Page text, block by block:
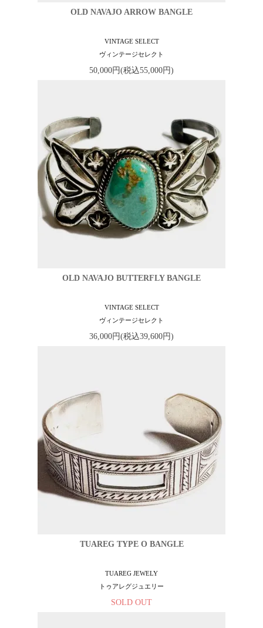
OLD NAVAJO ARROW BANGLE
VINTAGE SELECT
ヴィンテージセレクト
50,000円(税込55,000円)
OLD NAVAJO BUTTERFLY BANGLE
VINTAGE SELECT
ヴィンテージセレクト
36,000円(税込39,600円)
TUAREG TYPE O BANGLE
TUAREG JEWELY
トゥアレグジュエリー
SOLD OUT